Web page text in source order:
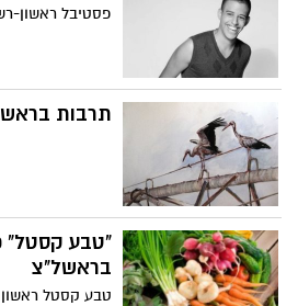
פסטיבל ראשון-
תרבות
"טבע קסטל"
בראשל"צ
טבע קסטל ראשון